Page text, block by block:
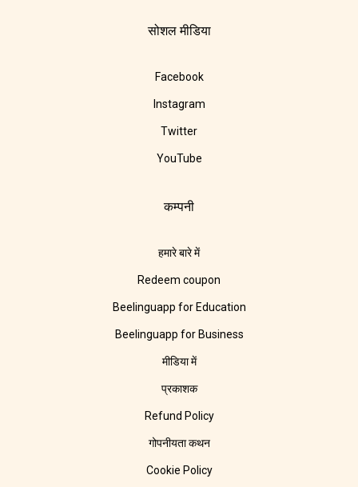
सोशल मीडिया
Facebook
Instagram
Twitter
YouTube
कम्पनी
हमारे बारे में
Redeem coupon
Beelinguapp for Education
Beelinguapp for Business
मीडिया में
प्रकाशक
Refund Policy
गोपनीयता कथन
Cookie Policy